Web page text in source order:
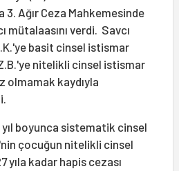
Ağır Ceza Mahkemesinde
mütalaasını verdi. Savcı
basit cinsel istismar
nitelikli cinsel istismar
olmamak kaydıyla
yıl boyunca sistematik cinsel
çocuğun nitelikli cinsel
yıla kadar hapis cezası